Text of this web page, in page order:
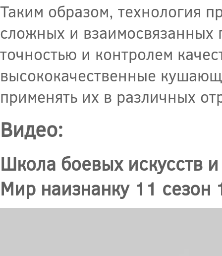
Таким образом, технология
сложных и взаимосвязанных
точностью и контролем
высококачественные
применять их в различных
Видео:
Школа боевых искусств
Мир наизнанку 11 сезон